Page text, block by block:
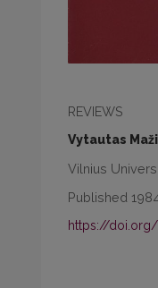
REVIEWS
Vytautas
Vilnius
Published
https://doi.org/